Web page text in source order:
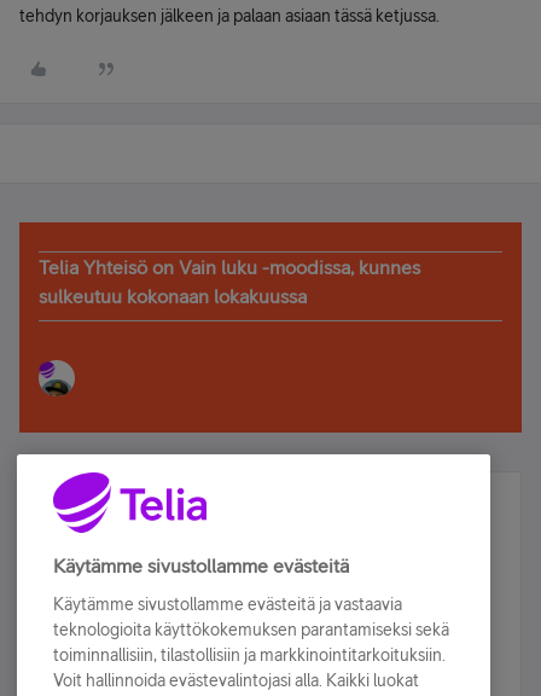
tehdyn korjauksen jälkeen ja palaan asiaan tässä ketjussa.
Telia Yhteisö on Vain luku -moodissa, kunnes
sulkeutuu kokonaan lokakuussa
Älä jää paitsi – osallistu ja voita!
Tilaa Telian uutiskirje ja olet mukana arvonnassa.
sähköpostiisi.
Tilaa nyt
Käytämme sivustollamme evästeitä
Käytämme sivustollamme evästeitä ja vastaavia
teknologioita käyttökokemuksen parantamiseksi sekä
toiminnallisiin, tilastollisiin ja markkinointitarkoituksiin.
Voit hallinnoida evästevalintojasi alla. Kaikki luokat